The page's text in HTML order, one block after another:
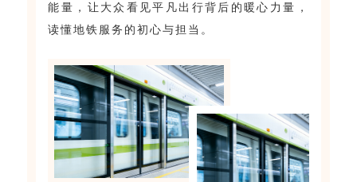
能量，让大众看见平凡出行背后的暖心力量，
读懂地铁服务的初心与担当。